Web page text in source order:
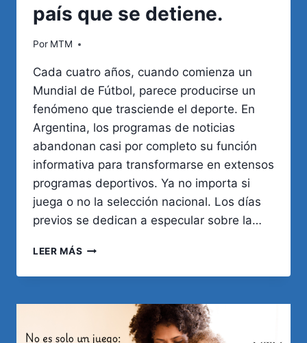
país que se detiene.
Por MTM
Cada cuatro años, cuando comienza un
Mundial de Fútbol, parece producirse un
fenómeno que trasciende el deporte. En
Argentina, los programas de noticias
abandonan casi por completo su función
informativa para transformarse en extensos
programas deportivos. Ya no importa si
juega o no la selección nacional. Los días
previos se dedican a especular sobre la…
LEER MÁS MUNDIAL
FÚTBOL
EL
QUE